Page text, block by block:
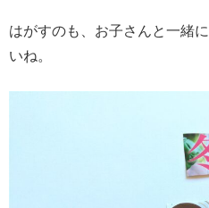
はがすのも、お子さんと一緒
いね。